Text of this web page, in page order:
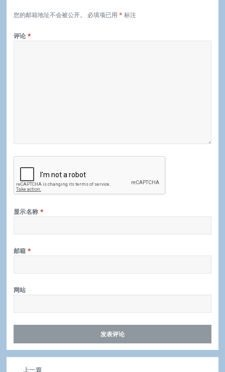
您的邮箱地址不会被公开。 必填项已用 * 标注
评论*
显示名称*
邮箱*
网站
上一篇